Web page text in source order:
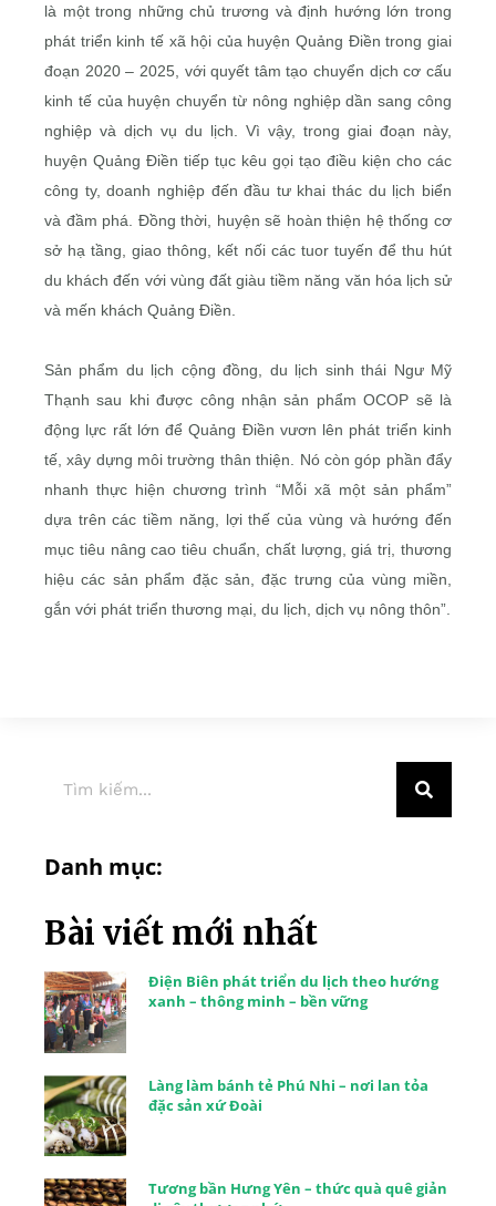
là một trong những chủ trương và định hướng lớn trong
phát triển kinh tế xã hội của huyện Quảng Điền trong giai
đoạn 2020 – 2025, với quyết tâm tạo chuyển dịch cơ cấu
kinh tế của huyện chuyển từ nông nghiệp dần sang công
nghiệp và dịch vụ du lịch. Vì vậy, trong giai đoạn này,
huyện Quảng Điền tiếp tục kêu gọi tạo điều kiện cho các
công ty, doanh nghiệp đến đầu tư khai thác du lịch biển
và đầm phá. Đồng thời, huyện sẽ hoàn thiện hệ thống cơ
sở hạ tầng, giao thông, kết nối các tuor tuyến để thu hút
du khách đến với vùng đất giàu tiềm năng văn hóa lịch sử
và mến khách Quảng Điền.
Sản phẩm du lịch cộng đồng, du lịch sinh thái Ngư Mỹ
Thạnh sau khi được công nhận sản phẩm OCOP sẽ là
động lực rất lớn để Quảng Điền vươn lên phát triển kinh
tế, xây dựng môi trường thân thiện. Nó còn góp phần đẩy
nhanh thực hiện chương trình “Mỗi xã một sản phẩm”
dựa trên các tiềm năng, lợi thế của vùng và hướng đến
mục tiêu nâng cao tiêu chuẩn, chất lượng, giá trị, thương
hiệu các sản phẩm đặc sản, đặc trưng của vùng miền,
gắn với phát triển thương mại, du lịch, dịch vụ nông thôn”.
Danh mục:
Bài viết mới nhất
Điện Biên phát triển du lịch theo hướng
xanh – thông minh – bền vững
Làng làm bánh tẻ Phú Nhi – nơi lan tỏa
đặc sản xứ Đoài
Tương bần Hưng Yên – thức quà quê giản